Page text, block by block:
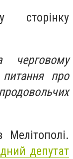
сторінку
черговому
питання про
депутат